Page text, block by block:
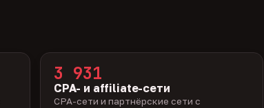
3 931
CPA- и affiliate-сети
CPA-сети и партнёрские сети с